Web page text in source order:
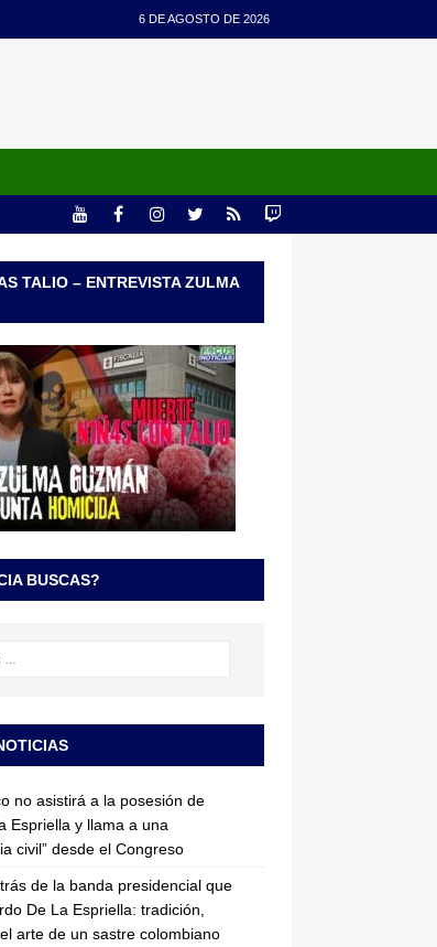
6 DE AGOSTO DE 2026
TALIO – ENTREVISTA ZULMA
BUSCAS?
no asistirá a la posesión de
Espriella y llama a una
civil” desde el Congreso
de la banda presidencial que
De La Espriella: tradición,
arte de un sastre colombiano